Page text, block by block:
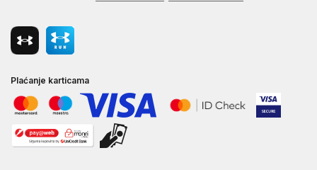
Plaćanje karticama